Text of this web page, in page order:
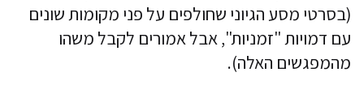
(בסרטי מסע הגיוני שחולפים על פני מקומות שונים
עם דמויות "זמניות", אבל אמורים לקבל משהו
מהמפגשים האלה).